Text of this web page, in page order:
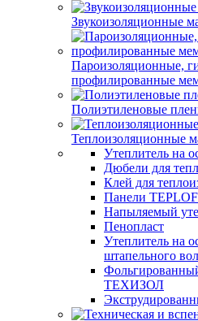
Звукоизоляционные
Пароизоляционные,
профилированные
Полиэтиленовые
Теплоизоляционные
Утеплитель на
Дюбели для
Клей для
Панели
Напыляемый
Пенопласт
Утеплитель на
штапельного
ТЕХИЗОЛ